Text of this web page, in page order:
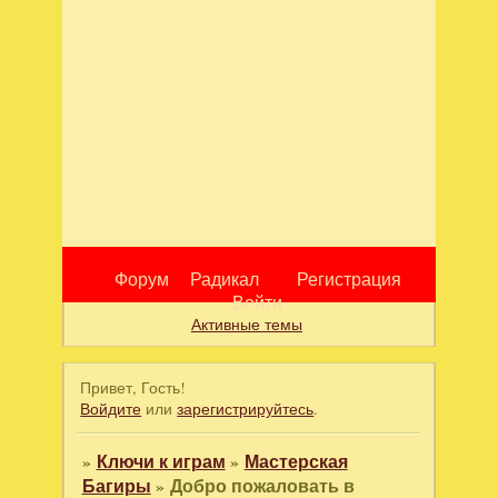
Форум Радикал
Регистрация
Войти
Активные темы
Привет, Гость!
Войдите илизарегистрируйтесь.
» Ключи к играм » Мастерская
Багиры » Добро пожаловать в